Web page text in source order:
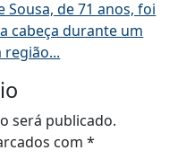
Sousa, de 71 anos, foi
cabeça durante um
região...
será publicado.
com *